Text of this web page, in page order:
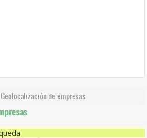
Geolocalización de empresas